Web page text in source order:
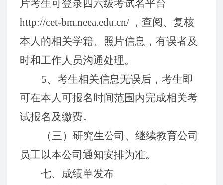
片考生可登录 四六级考试名平台
http://cet-bm.neea.edu.cn/ ，查阅、复核
本人的相关学籍、 照片信息，有误者及
时和工作人员沟通处理。
5、考生相关信息无误后，考生即
可在本人可报名时间范围内完成相关考
试报名及缴费。
（三） 研究生公司 、 继续教育公司
员工以本公司通知安排为准。
七、成绩单发布